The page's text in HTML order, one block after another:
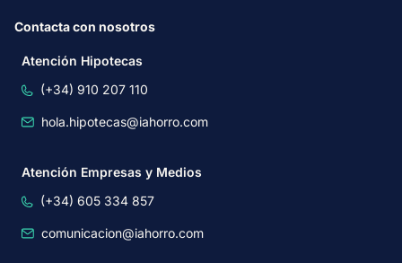
Contacta con nosotros
Atención Hipotecas
(+34) 910 207 110
hola.hipotecas@iahorro.com
Atención Empresas y Medios
(+34) 605 334 857
comunicacion@iahorro.com